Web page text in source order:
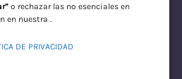
o rechazar las no esenciales en
en nuestra .
DE PRIVACIDAD